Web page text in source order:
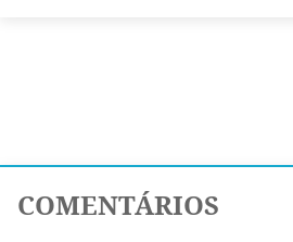
COMENTÁRIOS